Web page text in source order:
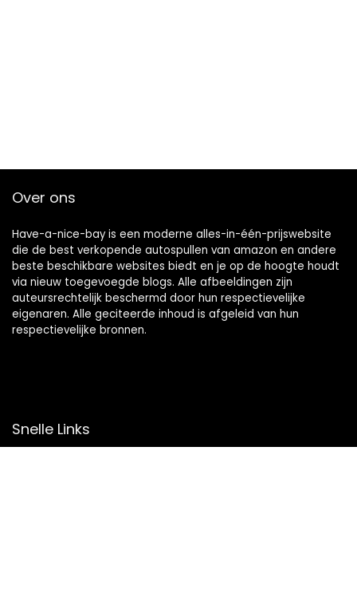
Over ons
Have-a-nice-bay is een moderne alles-in-één-prijswebsite
die de best verkopende autospullen van amazon en andere
beste beschikbare websites biedt en je op de hoogte houdt
via nieuw toegevoegde blogs. Alle afbeeldingen zijn
auteursrechtelijk beschermd door hun respectievelijke
eigenaren. Alle geciteerde inhoud is afgeleid van hun
respectievelijke bronnen.
Snelle Links